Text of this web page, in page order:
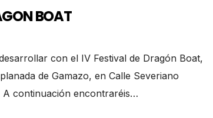
BOAT
con el IV Festival de Dragón Boat,
de Gamazo, en Calle Severiano
A continuación encontraréis…